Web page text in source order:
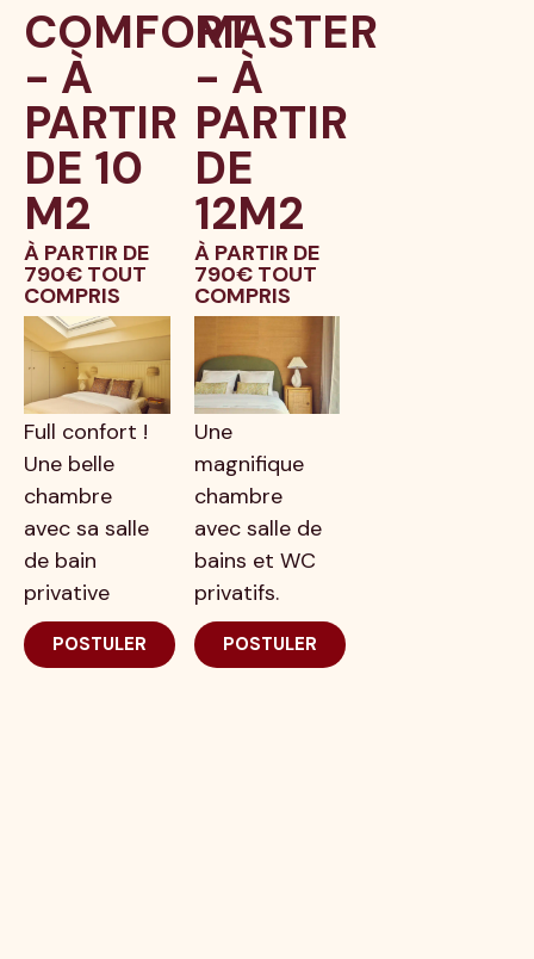
COMFORT
- À
PARTIR
DE 10
M2
À PARTIR DE
790€ TOUT
COMPRIS
Full confort !
Une belle
chambre
avec sa salle
de bain
privative
POSTULER
MASTER
- À
PARTIR
DE
12M2
À PARTIR DE
790€ TOUT
COMPRIS
Une
magnifique
chambre
avec salle de
bains et WC
privatifs.
POSTULER